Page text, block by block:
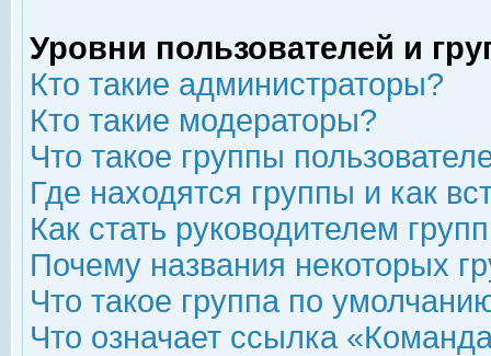
Уровни пользователей и
Кто такие администраторы?
Кто такие модераторы?
Что такое группы
Где находятся группы и как
Как стать руководителем
Почему названия некоторых
Что такое группа по
Что означает ссылка